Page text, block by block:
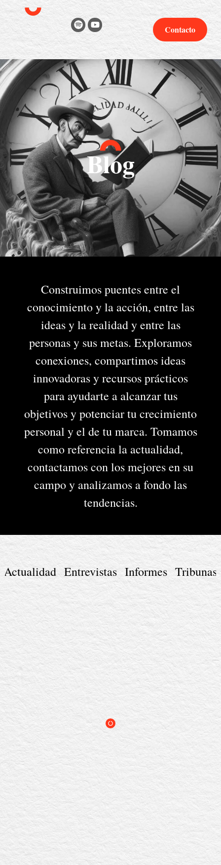
Contacto
Blog
Construimos puentes entre el
conocimiento y la acción, entre las
ideas y la realidad y entre las
personas y sus metas. Exploramos
conexiones, compartimos ideas
innovadoras y recursos prácticos
para ayudarte a alcanzar tus
objetivos y potenciar tu crecimiento
personal y el de tu marca. Tomamos
como referencia la actualidad,
contactamos con los mejores en su
campo y analizamos a fondo las
tendencias.
Actualidad Entrevistas Informes Tribunas